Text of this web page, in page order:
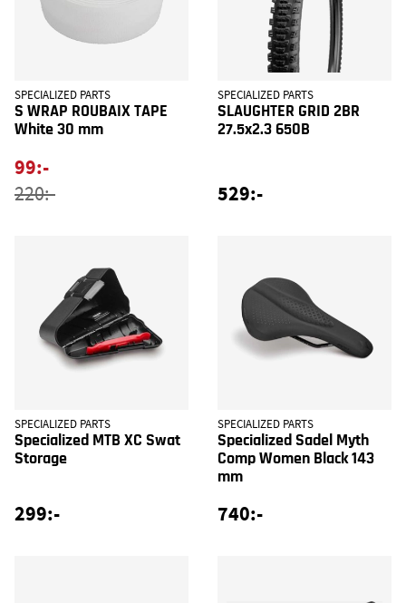
SPECIALIZED PARTS
S WRAP ROUBAIX TAPE
White 30 mm
99:-
220:-
SPECIALIZED PARTS
SLAUGHTER GRID 2BR
27.5x2.3 650B
529:-
SPECIALIZED PARTS
Specialized MTB XC Swat
Storage
299:-
SPECIALIZED PARTS
Specialized Sadel Myth
Comp Women Black 143
mm
740:-